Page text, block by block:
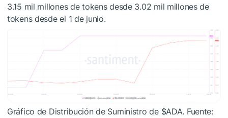
3.15 mil millones de tokens desde 3.02 mil millones de
tokens desde el 1 de junio.
Gráfico de Distribución de Suministro de $ADA. Fuente: